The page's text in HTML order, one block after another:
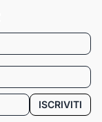
ISCRIVITI